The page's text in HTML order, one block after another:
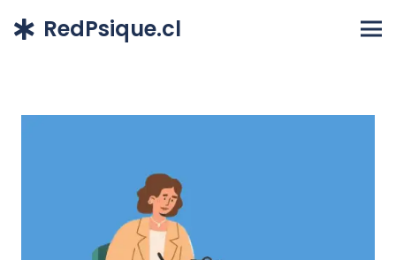
RedPsique.cl